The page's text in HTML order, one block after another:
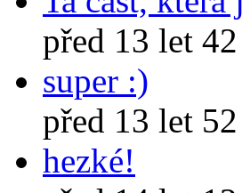
před 13 let
super :)
před 13 let
hezké!